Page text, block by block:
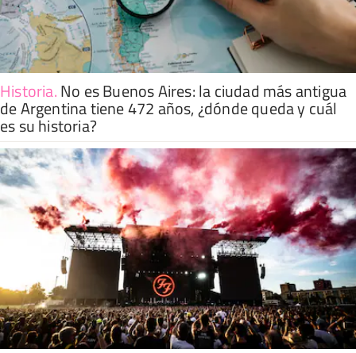
Historia.No es Buenos Aires: la ciudad más antigua
de Argentina tiene 472 años, ¿dónde queda y cuál
es su historia?